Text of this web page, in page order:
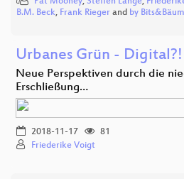
B.M. Beck, Frank Rieger and by
Urbanes Grün - Digital?!
Neue Perspektiven durch die
Erschließung…
2018-11-17
81
Friederike Voigt